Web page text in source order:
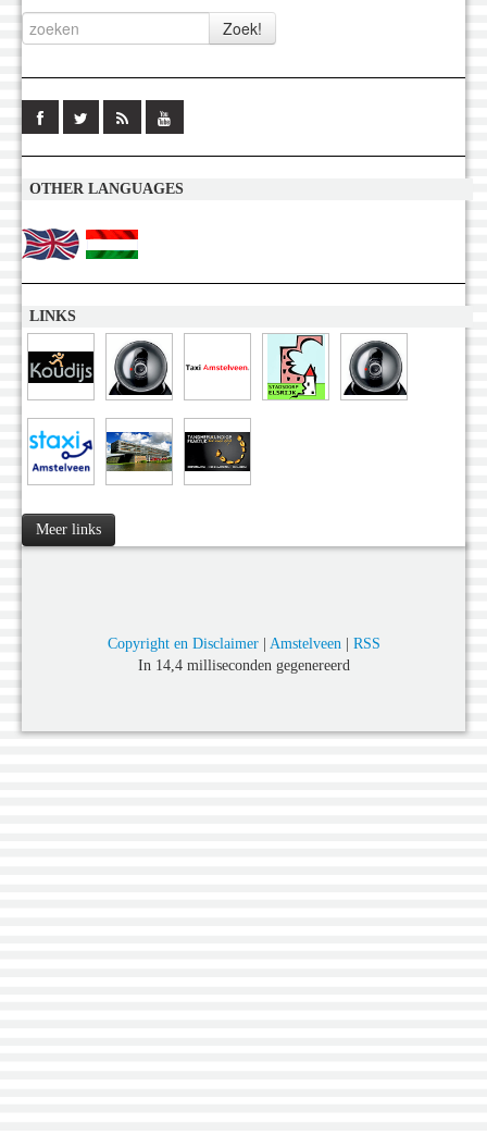
OTHER LANGUAGES
LINKS
Meer links
Copyright en Disclaimer| Amstelveen | RSS
In 14,4 milliseconden gegenereerd